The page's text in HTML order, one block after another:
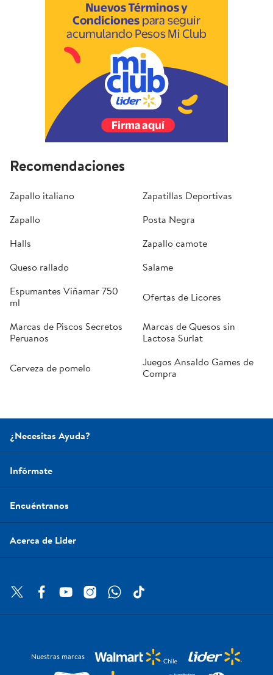
Recomendaciones
Zapallo italiano
Zapatillas Deportivas
Zapallo
Posta Negra
Halls
Zapallo camote
Queso rallado
Salame
Espumantes Viñamar 750
ml
Ofertas de Licores
Marcas de Piscos Secretos
Peruanos
Marcas de Quesos sin
Lactosa Surlat
Cerveza de pomelo
Juegos Ansaldo Games de
Compra
¿Necesitas Ayuda?
Infórmate
Encuéntranos
Acerca de Lider
Nuestras marcas